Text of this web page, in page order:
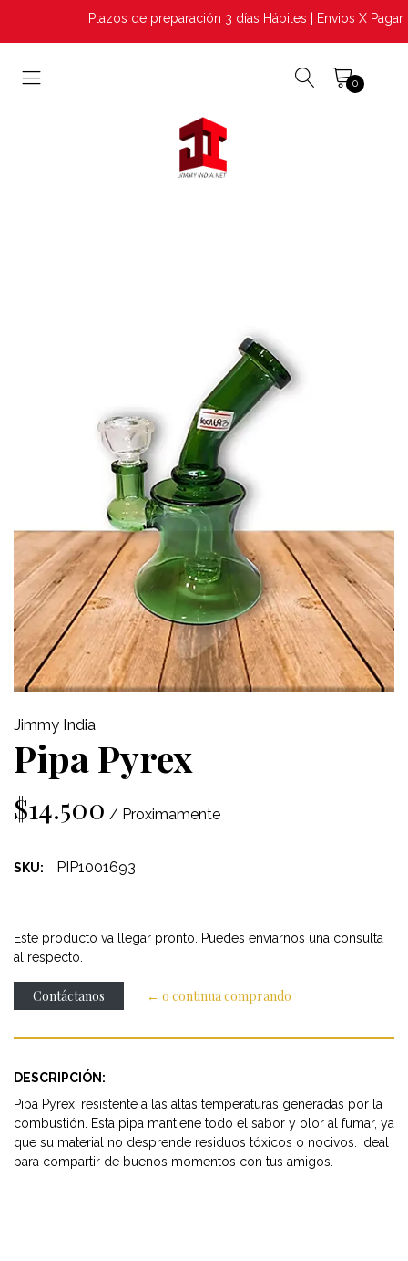
Plazos de preparación 3 días Hábiles | Envios X Pagar |
0
Jimmy India
Pipa Pyrex
$14.500 / Proximamente
SKU: PIP1001693
Este producto va llegar pronto. Puedes enviarnos una consulta
al respecto.
Contáctanos ← o continua comprando
DESCRIPCIÓN:
Pipa Pyrex, resistente a las altas temperaturas generadas por la
combustión. Esta pipa mantiene todo el sabor y olor al fumar, ya
que su material no desprende residuos tóxicos o nocivos. Ideal
para compartir de buenos momentos con tus amigos.